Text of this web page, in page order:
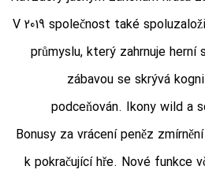
V 2019 společnost také
průmyslu, který zahrnuje
zábavou se skrývá
podceňován. Ikony wild a
Bonusy za vrácení peněz
k pokračující hře. Nové funkce